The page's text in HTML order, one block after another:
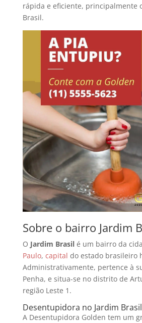
rápida e eficiente, principalmente
Brasil.
Sobre o bairro Jardim
O Jardim Brasilé um bairro da
Paulo, capital do estado brasileiro
Administrativamente, pertence à
Penha, e situa-se no distrito de
região Leste 1.
Desentupidora no Jardim Brasil
A Desentupidora Golden tem um